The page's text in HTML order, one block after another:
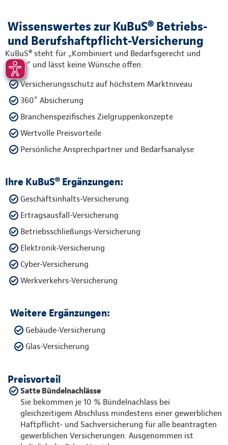
Wissenswertes zur KuBuS® Betriebs-
und Berufshaftpflicht-Versicherung
KuBuS® steht für „Kombiniert und Bedarfsgerecht und
Sicher“ und lässt keine Wünsche offen:
Versicherungsschutz auf höchstem Marktniveau
360˚ Absicherung
Branchenspezifisches Zielgruppenkonzepte
Wertvolle Preisvorteile
Persönliche Ansprechpartner und Bedarfsanalyse
Ihre KuBuS® Ergänzungen:
Geschäftsinhalts-Versicherung
Ertragsausfall-Versicherung
Betriebsschließungs-Versicherung
Elektronik-Versicherung
Cyber-Versicherung
Werkverkehrs-Versicherung
Weitere Ergänzungen:
Gebäude-Versicherung
Glas-Versicherung
Preisvorteil
Satte Bündelnachlässe
Sie bekommen je 10 % Bündelnachlass bei
gleichzeitigem Abschluss mindestens einer gewerblichen
Haftpflicht- und Sachversicherung für alle beantragten
gewerblichen Versicherungen. Ausgenommen ist